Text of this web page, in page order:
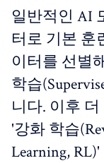
일반적인 AI
터로 기본 훈
이터를 선별
학습
니다. 이후
'강화 학습
Learning,